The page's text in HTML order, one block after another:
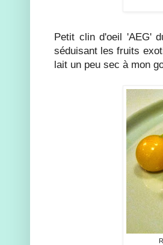
Petit clin d'oeil 'AEG'
séduisant les fruits
lait un peu sec à mon